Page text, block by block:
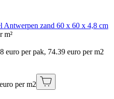
Antwerpen zand 60 x 60 x 4,8 cm
m²
euro per pak, 74.39 euro per m2
per m2